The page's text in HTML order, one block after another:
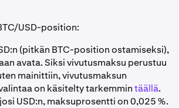
USD-position:
(pitkän BTC-position ostamiseksi),
avata. Siksi vivutusmaksu perustuu
mainittiin, vivutusmaksun
on käsitelty tarkemmintäällä.
USD:n, maksuprosentti on 0,025 %.